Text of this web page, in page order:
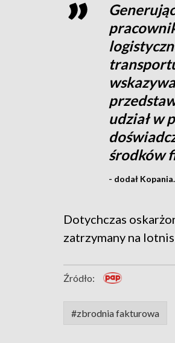
udział w
środków
- dodał Kopania.
Dotychczas
zatrzymany na
Źródło:
#zbrodnia fakturowa